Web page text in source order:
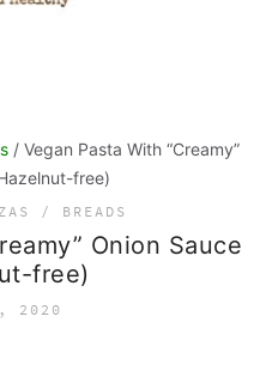
/ Vegan Pasta With “Creamy”
free)
/ BREADS
Onion Sauce
free)
2020